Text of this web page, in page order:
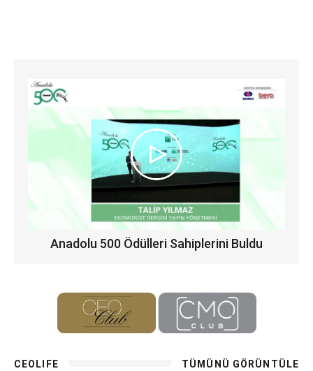
Anadolu 500 Ödülleri Sahiplerini Buldu
CEOLIFE TÜMÜNÜ GÖRÜNTÜLE